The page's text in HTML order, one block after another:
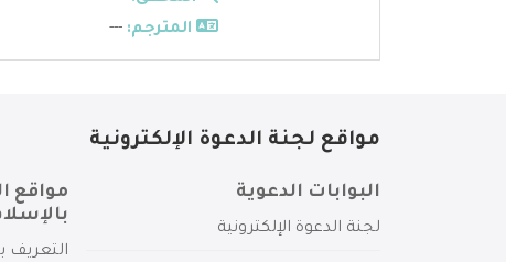
المترجم: ---
مواقع لجنة الدعوة الإلكترونية
البوابات الدعوية
لجنة الدعوة الإلكترونية
مواقع
التعريف